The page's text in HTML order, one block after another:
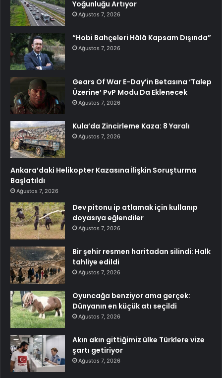
Yoğunluğu Artıyor
Ağustos 7, 2026
“Hobi Bahçeleri Hâlâ Kapsam Dışında”
Ağustos 7, 2026
Gears Of War E-Day’in Betasına ‘Talep
Üzerine’ PvP Modu Da Eklenecek
Ağustos 7, 2026
Kula’da Zincirleme Kaza: 8 Yaralı
Ağustos 7, 2026
Ankara’daki Helikopter Kazasına İlişkin Soruşturma
Başlatıldı
Ağustos 7, 2026
Dev pitonu ip atlamak için kullanıp
doyasıya eğlendiler
Ağustos 7, 2026
Bir şehir resmen haritadan silindi: Halk
tahliye edildi
Ağustos 7, 2026
Oyuncağa benziyor ama gerçek:
Dünyanın en küçük atı seçildi
Ağustos 7, 2026
Akın akın gittiğimiz ülke Türklere vize
şartı getiriyor
Ağustos 7, 2026